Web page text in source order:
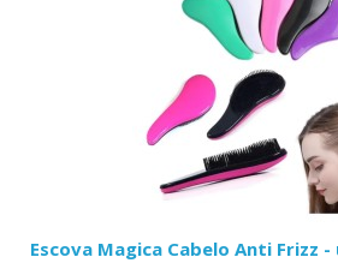
Escova Magica Cabelo Anti Frizz -